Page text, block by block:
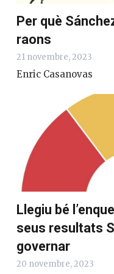
Per què
raons
21 novembre, 2023
Enric Casanovas
Llegiu bé
seus resultats
governar
20 novembre, 2023